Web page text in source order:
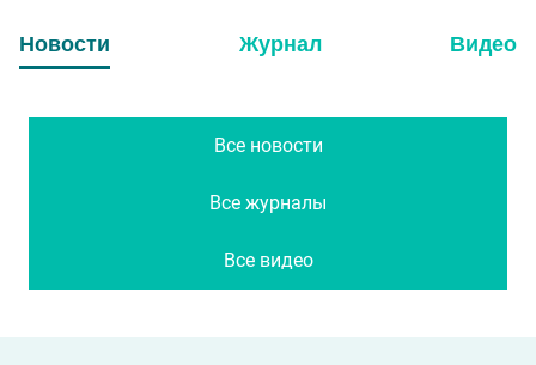
Новости Журнал Видео
Все новости
Все журналы
Все видео